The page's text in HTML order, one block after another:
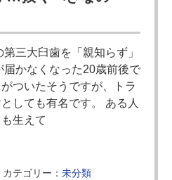
三大臼歯を「親知らず」
届かなくなった20歳前後で
ついたそうですが、トラ
しても有名です。 ある人
生えて
カテゴリー： 未分類